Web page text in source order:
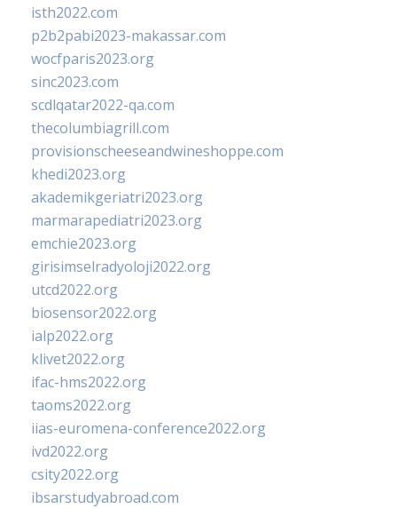
isth2022.com
p2b2pabi2023-makassar.com
wocfparis2023.org
sinc2023.com
scdlqatar2022-qa.com
thecolumbiagrill.com
provisionscheeseandwineshoppe.com
khedi2023.org
akademikgeriatri2023.org
marmarapediatri2023.org
emchie2023.org
girisimselradyoloji2022.org
utcd2022.org
biosensor2022.org
ialp2022.org
klivet2022.org
ifac-hms2022.org
taoms2022.org
iias-euromena-conference2022.org
ivd2022.org
csity2022.org
ibsarstudyabroad.com